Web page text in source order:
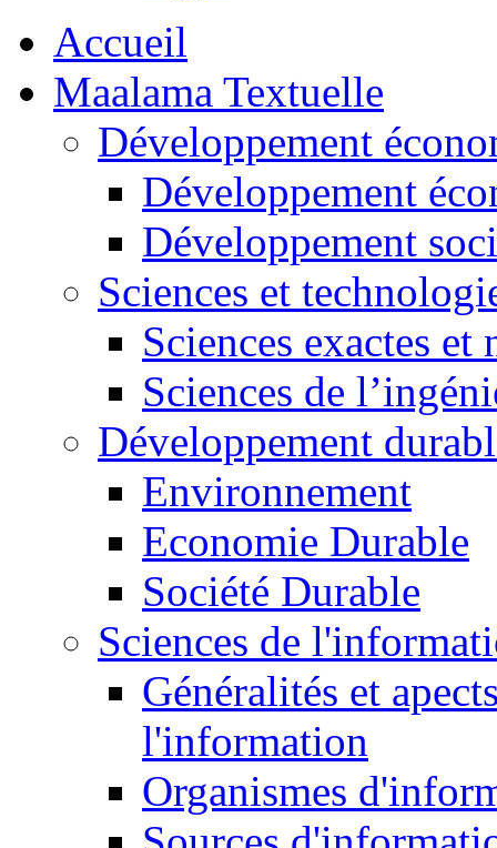
Accueil
Maalama Textuelle
Développement
Développement
Développement
Sciences et
Sciences exactes et
Sciences de
Développement
Environnement
Economie Durable
Société Durable
Sciences de
Généralités et
l'information
Organismes